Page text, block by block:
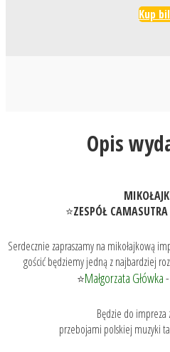
Kup
Opis
⭐ZESPÓŁ
Serdecznie zapraszamy na mikołajkową
gościć będziemy jedną z najbardziej
⭐Małgorzata Główka-
Będzie do impreza
przebojami polskiej muzyki